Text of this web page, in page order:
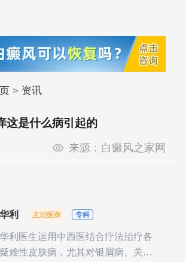
> 资讯
这是什么病引起的
来源： 白癜风之家网
利 主治医师 专科
利医生运用中西医结合疗法治疗各
难性皮肤病，尤其对银屑病、关节